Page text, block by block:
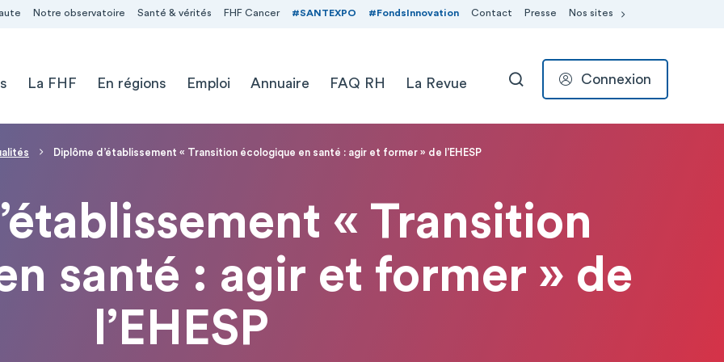
Notre observatoire Santé & vérités FHF Cancer #SANTEXPO #FondsInnovation Contact Presse Nos sites
La FHF En régions Emploi Annuaire FAQ RH La Revue RECHERCHER
Connexion
Diplôme d’établissement « Transition écologique en santé : agir et former » de l’EHESP
« Transition
santé : agir et former » de
l’EHESP